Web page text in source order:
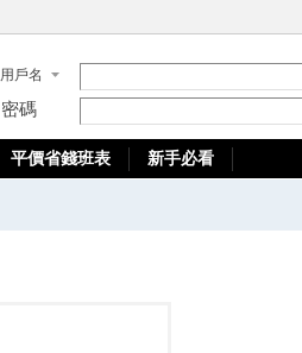
用戶名
密碼
平價省錢班表
新手必看